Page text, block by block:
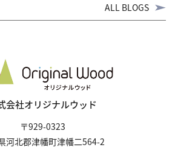
ALL BLOGS
会社オリジナルウッド
〒929-0323
河北郡津幡町津幡二564-2